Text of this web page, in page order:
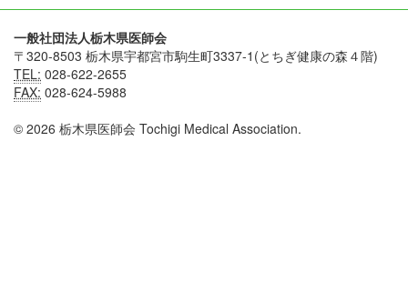
一般社団法人栃木県医師会
〒320-8503 栃木県宇都宮市駒生町3337-1(とちぎ健康の森４階)
TEL: 028-622-2655
FAX: 028-624-5988
© 2026 栃木県医師会 Tochigi Medical Association.